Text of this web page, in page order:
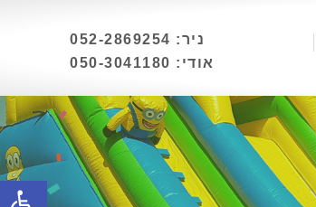
ניר: 052-2869254
אודי: 050-3041180